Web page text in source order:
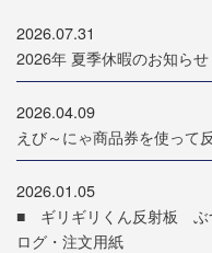
2026.07.31
2026年 夏季休暇のお知らせ
2026.04.09
えび～にゃ商品券を使って
2026.01.05
■ ギリギリくん反射板 ぶ
ログ・注文用紙